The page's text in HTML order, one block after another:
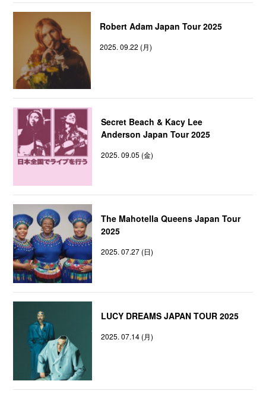
Robert Adam Japan Tour 2025
2025. 09.22 (月)
Secret Beach & Kacy Lee
Anderson Japan Tour 2025
2025. 09.05 (金)
The Mahotella Queens Japan Tour
2025
2025. 07.27 (日)
LUCY DREAMS JAPAN TOUR 2025
2025. 07.14 (月)